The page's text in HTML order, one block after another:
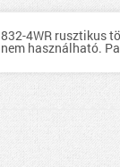
832-4WR rusztikus
nem használható.